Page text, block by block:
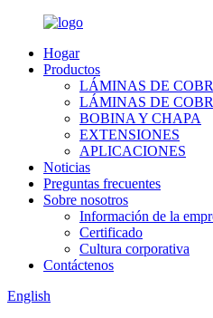
Hogar
Productos
LÁMINAS DE
LÁMINAS DE
BOBINA Y CHAPA
EXTENSIONES
APLICACIONES
Noticias
Preguntas frecuentes
Sobre nosotros
Información de la
Certificado
Cultura corporativa
Contáctenos
English